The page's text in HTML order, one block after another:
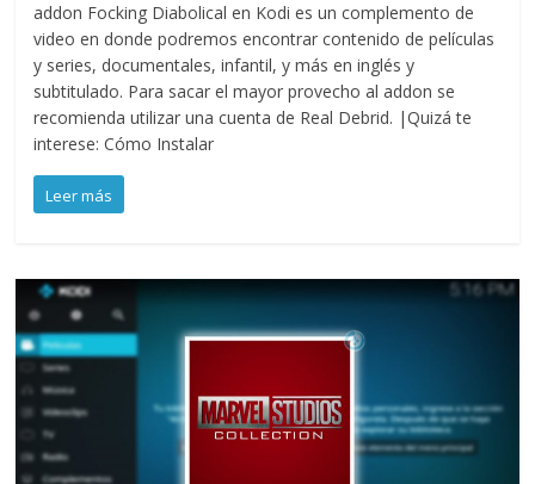
addon Focking Diabolical en Kodi es un complemento de
video en donde podremos encontrar contenido de películas
y series, documentales, infantil, y más en inglés y
subtitulado. Para sacar el mayor provecho al addon se
recomienda utilizar una cuenta de Real Debrid. |Quizá te
interese: Cómo Instalar
Leer más